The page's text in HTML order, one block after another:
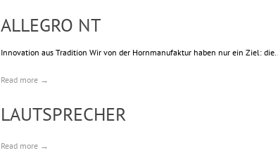
ALLEGRO NT
Innovation aus Tradition Wir von der Hornmanufaktur haben nur ein Ziel: die...
Read more →
LAUTSPRECHER
Read more →